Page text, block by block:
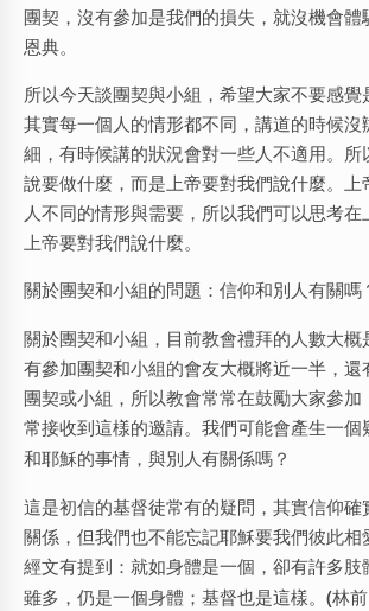
團契，沒有參加是我們的損失，就沒機會體
恩典。
所以今天談團契與小組，希望大家不要感覺
其實每一個人的情形都不同，講道的時候沒
細，有時候講的狀況會對一些人不適用。所
說要做什麼，而是上帝要對我們說什麼。上
人不同的情形與需要，所以我們可以思考在
上帝要對我們說什麼。
關於團契和小組的問題：信仰和別人有關嗎
關於團契和小組，目前教會禮拜的人數大概
有參加團契和小組的會友大概將近一半，還
團契或小組，所以教會常常在鼓勵大家參加
常接收到這樣的邀請。我們可能會產生一個
和耶穌的事情，與別人有關係嗎？
這是初信的基督徒常有的疑問，其實信仰確
關係，但我們也不能忘記耶穌要我們彼此相
經文有提到： 就如身體是一個，卻有許多肢
雖多，仍是一個身體；基督也是這樣。 (林前